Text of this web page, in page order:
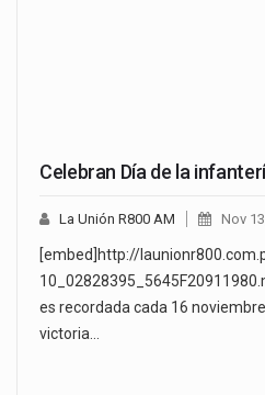
Celebran Día de la
La Unión R800 AM Nov
[embed]http://
es recordada cada 16
victoria…